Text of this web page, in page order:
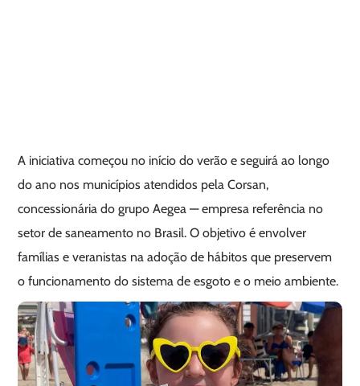
A iniciativa começou no início do verão e seguirá ao longo
do ano nos municípios atendidos pela Corsan,
concessionária do grupo Aegea — empresa referência no
setor de saneamento no Brasil. O objetivo é envolver
famílias e veranistas na adoção de hábitos que preservem
o funcionamento do sistema de esgoto e o meio ambiente.